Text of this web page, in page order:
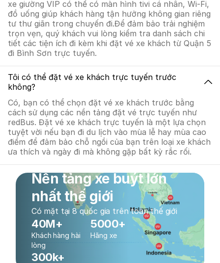
xe giường VIP có thể có màn hình tivi cá nhân, Wi-Fi,
đồ uống giúp khách hàng tận hưởng không gian riêng
tư thư giãn trong chuyến đi.Để đảm bảo trải nghiệm
trọn vẹn, quý khách vui lòng kiểm tra danh sách chi
tiết các tiện ích đi kèm khi đặt vé xe khách từ Quận 5
đi Bình Sơn trực tuyến.
Tôi có thể đặt vé xe khách trực tuyến trước
không?
Có, bạn có thể chọn đặt vé xe khách trước bằng
cách sử dụng các nền tảng đặt vé trực tuyến như
redBus. Đặt vé xe khách trực tuyến là một lựa chọn
tuyệt vời nếu bạn đi du lịch vào mùa lễ hay mùa cao
điểm để đảm bảo chỗ ngồi của bạn trên loại xe khách
ưa thích và ngày đi mà không gặp bất kỳ rắc rối.
Nền tảng xe buýt lớn
nhất thế giới
Có mặt tại 8 quốc gia trên toàn thế giới
40M+
Khách hàng hài
lòng
5000+
Hãng xe
300k+